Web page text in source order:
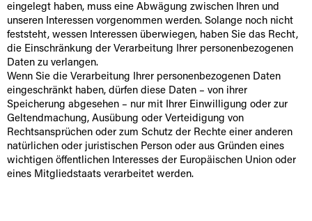
eingelegt haben, muss eine Abwägung zwischen Ihren und
unseren Interessen vorgenommen werden. Solange noch nicht
feststeht, wessen Interessen überwiegen, haben Sie das Recht,
die Einschränkung der Verarbeitung Ihrer personenbezogenen
Daten zu verlangen.
Wenn Sie die Verarbeitung Ihrer personenbezogenen Daten
eingeschränkt haben, dürfen diese Daten – von ihrer
Speicherung abgesehen – nur mit Ihrer Einwilligung oder zur
Geltendmachung, Ausübung oder Verteidigung von
Rechtsansprüchen oder zum Schutz der Rechte einer anderen
natürlichen oder juristischen Person oder aus Gründen eines
wichtigen öffentlichen Interesses der Europäischen Union oder
eines Mitgliedstaats verarbeitet werden.